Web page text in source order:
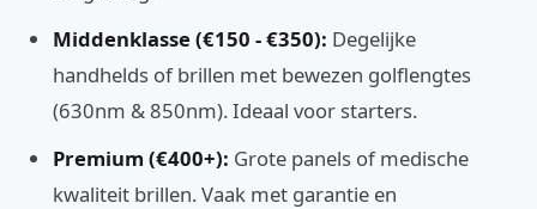
Middenklasse (€150 - €350): Degelijke
handhelds of brillen met bewezen golflengtes
(630nm & 850nm). Ideaal voor starters.
Premium (€400+): Grote panels of medische
kwaliteit brillen. Vaak met garantie en